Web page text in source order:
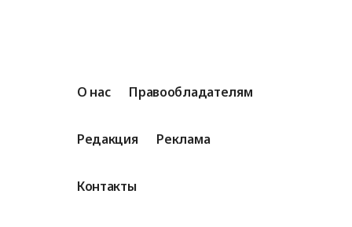
О нас Правообладателям
Редакция Реклама
Контакты